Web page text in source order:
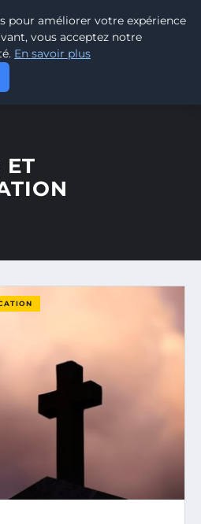
ET
pour améliorer votre expérience
vous acceptez notre
En savoir plus